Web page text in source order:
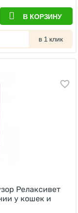
В КОРЗИНУ
в 1 клик
Релаксивет
у кошек и